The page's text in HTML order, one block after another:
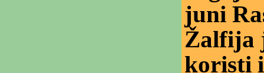
juni
Žalfija
koristi